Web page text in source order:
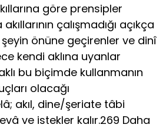
göre prensipler
çalışmadığı açıkça
şeyin önüne geçirenler ve dinî
kendi aklına uyanlar
bu biçimde kullanmanın
olacağı
akıl, dine/şeriate tâbi
ve istekler kalır.269 Daha